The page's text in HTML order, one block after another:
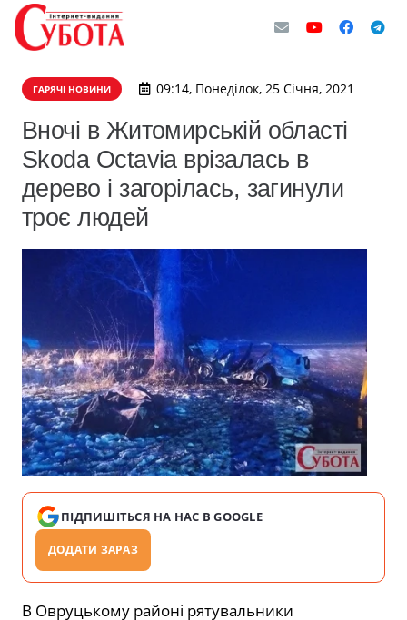
ГАРЯЧІ НОВИНИ 09:14, Понеділок, 25 Січня, 2021
Вночі в Житомирській області
Skoda Octavia врізалась в
дерево і загорілась, загинули
троє людей
ПІДПИШІТЬСЯ НА НАС В GOOGLE
ДОДАТИ ЗАРАЗ
В Овруцькому районі рятувальники